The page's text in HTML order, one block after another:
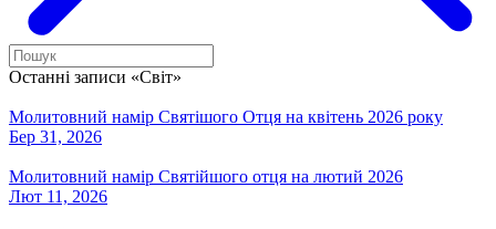
Останні записи «Світ»
Молитовний намір Святішого Отця на квітень 2026 року
Бер 31, 2026
Молитовний намір Святійшого отця на лютий 2026
Лют 11, 2026